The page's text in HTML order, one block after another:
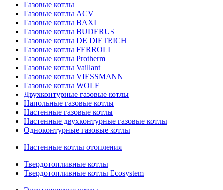
Газовые котлы
Газовые котлы ACV
Газовые котлы BAXI
Газовые котлы BUDERUS
Газовые котлы DE DIETRICH
Газовые котлы FERROLI
Газовые котлы Protherm
Газовые котлы Vaillant
Газовые котлы VIESSMANN
Газовые котлы WOLF
Двухконтурные газовые котлы
Напольные газовые котлы
Настенные газовые котлы
Настенные двухконтурные газовые котлы
Одноконтурные газовые котлы
Настенные котлы отопления
Твердотопливные котлы
Твердотопливные котлы Ecosystem